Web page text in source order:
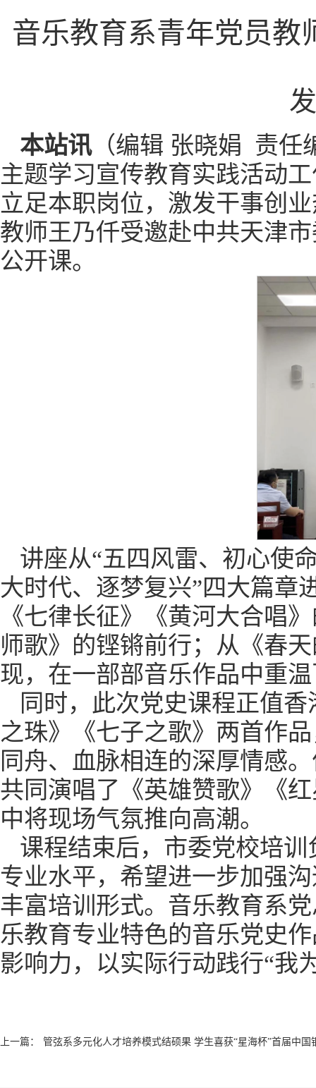
音乐教育系青年党员教
本站讯（编辑 张晓娟 责任
主题学习宣传教育实践活动
立足本职岗位，激发干事创
教师王乃仟受邀赴中共天津
公开课。
讲座从“五四风雷、初心使
大时代、逐梦复兴”四大篇章
《七律长征》《黄河大合唱
师歌》的铿锵前行；从《春
现，在一部部音乐作品中重
同时，此次党史课程正值
之珠》《七子之歌》两首作
同舟、血脉相连的深厚情感
共同演唱了《英雄赞歌》《
中将现场气氛推向高潮。
课程结束后，市委党校培
专业水平，希望进一步加强
丰富培训形式。音乐教育系
乐教育专业特色的音乐党史
影响力，以实际行动践行“我
上一篇： 管弦系多元化人才培养模式结硕果 学生喜获“星海杯”首届中国